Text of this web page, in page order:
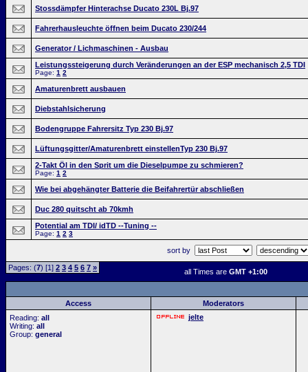
Stossdämpfer Hinterachse Ducato 230L Bj.97
Fahrerhausleuchte öffnen beim Ducato 230/244
Generator / Lichmaschinen - Ausbau
Leistungssteigerung durch Veränderungen an der ESP mechanisch 2,5 TDI
Page: 1 2
Amaturenbrett ausbauen
Diebstahlsicherung
Bodengruppe Fahrersitz Typ 230 Bj.97
Lüftungsgitter/Amaturenbrett einstellenTyp 230 Bj.97
2-Takt Öl in den Sprit um die Dieselpumpe zu schmieren?
Page: 1 2
Wie bei abgehängter Batterie die Beifahrertür abschließen
Duc 280 quitscht ab 70kmh
Potential am TDI/ idTD --Tuning --
Page: 1 2 3
sort by
Pages: (7) [1] 2 3 4 5 6 7 » all Times are GMT +1:00
Access
Moderators
Reading: all
Writing: all
Group: general
jelte